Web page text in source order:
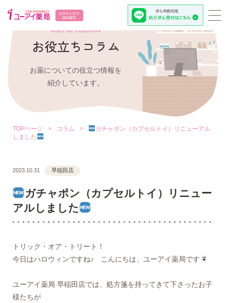
USEFUL COLUMN
お役立ちコラム
お薬についての役立つ情報を
紹介しています。
TOPページ > コラム >
ガチャポン（カプセルトイ）リニューアル
しました
2023.10.31 早稲田店
ガチャポン（カプセルトイ）リニュー
アルしました
トリック・オア・トリート！
今日はハロウィンですね♪ こんにちは、ユーアイ薬局です
ユーアイ薬局 早稲田店では、処方箋を持ってきて下さったお子
様たちが